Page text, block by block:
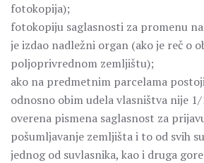
fotokopija);
fotokopiju saglasnosti za promenu
je izdao nadležni organ (ako je reč o
poljoprivrednom zemljištu);
ako na predmetnim parcelama
odnosno obim udela vlasništva nije
overena pismena saglasnost za
pošumljavanje zemljišta i to od svih
jednog od suvlasnika, kao i druga